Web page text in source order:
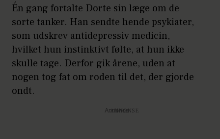
Én gang fortalte Dorte sin læge om de
sorte tanker. Han sendte hende psykiater,
som udskrev antidepressiv medicin,
hvilket hun instinktivt følte, at hun ikke
skulle tage. Derfor gik årene, uden at
nogen tog fat om roden til det, der gjorde
ondt.
Annonce